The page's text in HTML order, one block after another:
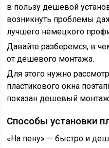
в пользу дешевой
возникнуть проблемы
лучшего немецкого
Давайте разберемся, в
от дешевого монтажа.
Для этого нужно
пластикового окна
показан дешевый
Способы установки
«На пену» — быстро и